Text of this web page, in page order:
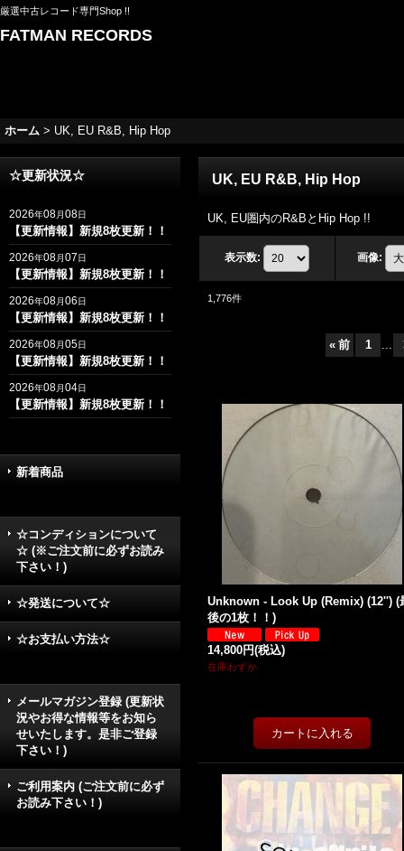
厳選中古レコード専門Shop !!
FATMAN RECORDS
ホーム > UK, EU R&B, Hip Hop
☆更新状況☆
2026年08月08日
【更新情報】新規8枚更新！！
2026年08月07日
【更新情報】新規8枚更新！！
2026年08月06日
【更新情報】新規8枚更新！！
2026年08月05日
【更新情報】新規8枚更新！！
2026年08月04日
【更新情報】新規8枚更新！！
新着商品
☆コンディションについて
☆ (※ご注文前に必ずお読み
下さい！)
☆発送について☆
☆お支払い方法☆
メールマガジン登録 (更新状
況やお得な情報等をお知ら
せいたします。是非ご登録
下さい！)
ご利用案内 (ご注文前に必ず
お読み下さい！)
UK, EU R&B, Hip Hop
UK, EU圏内のR&BとHip Hop !!
表示数: 画像:
1,776件
« 前 1 ...
Unknown - Look Up (Remix) (12'') (
後の1枚！！)
14,800円(税込)
在庫わずか